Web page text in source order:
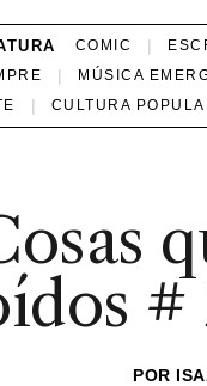
COMIC
MÚSICA
CULTURA
#
POR